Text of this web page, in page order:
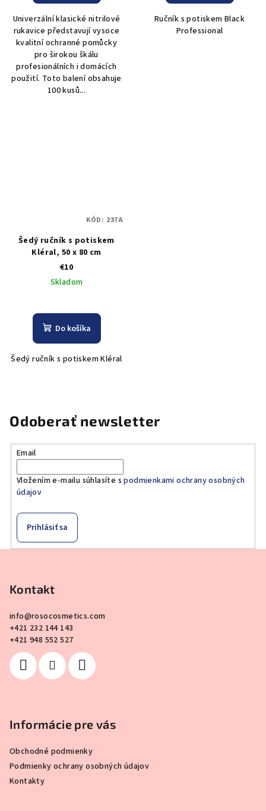
Univerzální klasické nitrilové
rukavice představují vysoce
kvalitní ochranné pomůcky
pro širokou škálu
profesionálních i domácích
použití. Toto balení obsahuje
100 kusů...
Ručník s potiskem Black
Professional
Šedý ručník s potiskem
Kléral, 50 x 80 cm
€10
Skladom
Do košíka
Šedý ručník s potiskem Kléral
KÓD: 237A
Odoberať newsletter
Email
Vložením e-mailu súhlasíte spodmienkami ochrany osobných
údajov
Prihlásiť sa
Kontakt
info@rosocosmetics.com
+421 232 144 143
+421 948 552 527
Informácie pre vás
Obchodné podmienky
Podmienky ochrany osobných údajov
Kontakty